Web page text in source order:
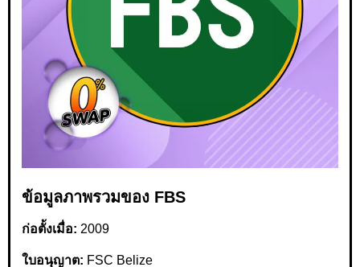
ข้อมูลภาพรวมของ FBS
ก่อตั้งเมื่อ: 2009
ใบอนุญาต: FSC Belize